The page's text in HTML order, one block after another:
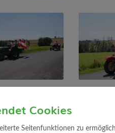
Cookies
Seitenfunktionen zu